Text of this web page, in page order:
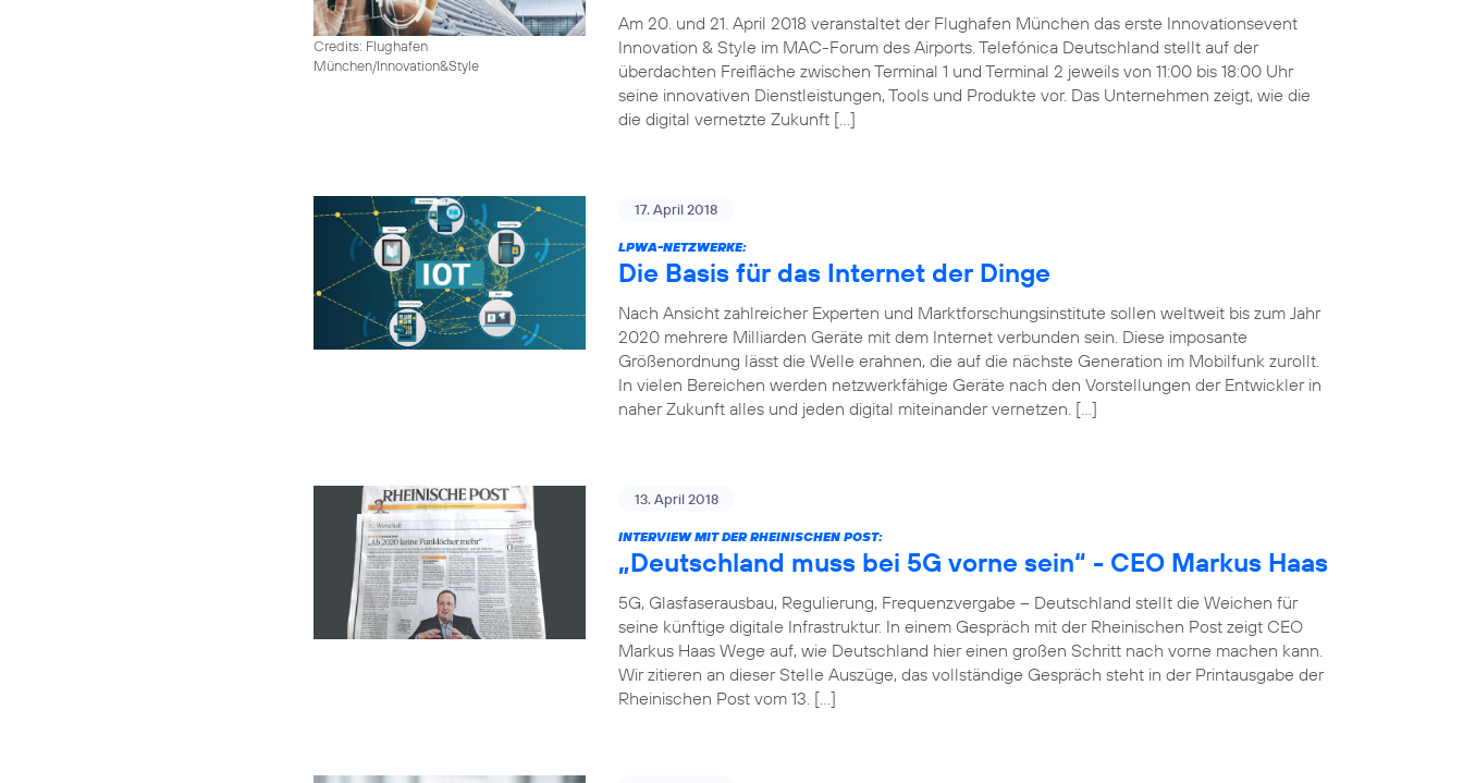
Credits: Flughafen
München/Innovation&Style
Am 20. und 21. April 2018 veranstaltet der Flughafen München das erste Innovationsevent
Innovation & Style im MAC-Forum des Airports. Telefónica Deutschland stellt auf der
überdachten Freifläche zwischen Terminal 1 und Terminal 2 jeweils von 11:00 bis 18:00 Uhr
seine innovativen Dienstleistungen, Tools und Produkte vor. Das Unternehmen zeigt, wie die
die digital vernetzte Zukunft […]
17. April 2018
LPWA-NETZWERKE:
Die Basis für das Internet der Dinge
Nach Ansicht zahlreicher Experten und Marktforschungsinstitute sollen weltweit bis zum Jahr
2020 mehrere Milliarden Geräte mit dem Internet verbunden sein. Diese imposante
Größenordnung lässt die Welle erahnen, die auf die nächste Generation im Mobilfunk zurollt.
In vielen Bereichen werden netzwerkfähige Geräte nach den Vorstellungen der Entwickler in
naher Zukunft alles und jeden digital miteinander vernetzen. […]
13. April 2018
INTERVIEW MIT DER RHEINISCHEN POST:
„Deutschland muss bei 5G vorne sein“ - CEO Markus Haas
5G, Glasfaserausbau, Regulierung, Frequenzvergabe – Deutschland stellt die Weichen für
seine künftige digitale Infrastruktur. In einem Gespräch mit der Rheinischen Post zeigt CEO
Markus Haas Wege auf, wie Deutschland hier einen großen Schritt nach vorne machen kann.
Wir zitieren an dieser Stelle Auszüge, das vollständige Gespräch steht in der Printausgabe der
Rheinischen Post vom 13. […]